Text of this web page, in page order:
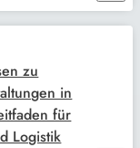
zu
in
für
Logistik